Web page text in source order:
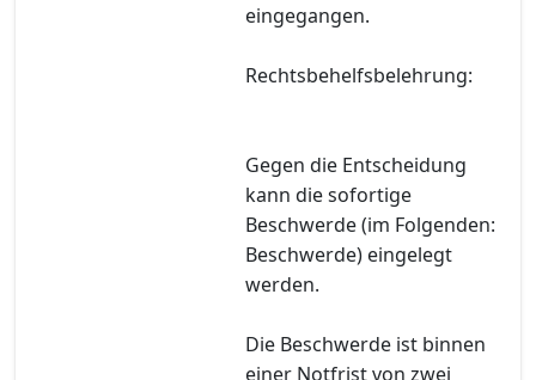
eingegangen.
Rechtsbehelfsbelehrung:
Gegen die Entscheidung
kann die sofortige
Beschwerde (im Folgenden:
Beschwerde) eingelegt
werden.
Die Beschwerde ist binnen
einer Notfrist von zwei